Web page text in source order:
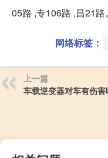
05路 ,专106路 ,昌21路
网络标签：
上一篇
车载逆变器对车有伤害